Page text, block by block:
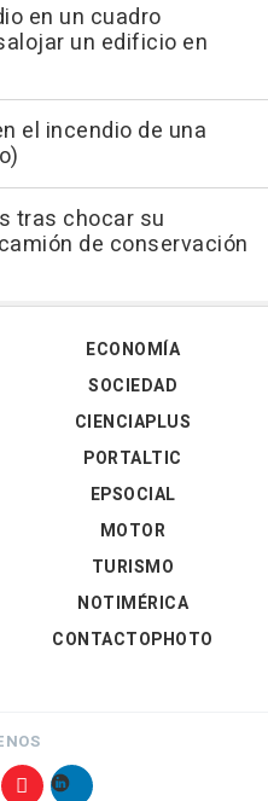
en un cuadro
un edificio en
el incendio de una
tras chocar su
de conservación
ECONOMÍA
SOCIEDAD
CIENCIAPLUS
PORTALTIC
EPSOCIAL
MOTOR
TURISMO
NOTIMÉRICA
CONTACTOPHOTO